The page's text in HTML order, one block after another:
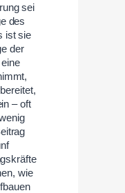
sei
des
ist sie
der
– oft
wie